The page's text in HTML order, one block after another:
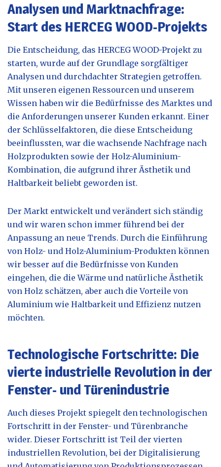
Analysen und Marktnachfrage:
Start des HERCEG WOOD-Projekts
Die Entscheidung, das HERCEG WOOD-Projekt zu
starten, wurde auf der Grundlage sorgfältiger
Analysen und durchdachter Strategien getroffen.
Mit unseren eigenen Ressourcen und unserem
Wissen haben wir die Bedürfnisse des Marktes und
die Anforderungen unserer Kunden erkannt. Einer
der Schlüsselfaktoren, die diese Entscheidung
beeinflussten, war die wachsende Nachfrage nach
Holzprodukten sowie der Holz-Aluminium-
Kombination, die aufgrund ihrer Ästhetik und
Haltbarkeit beliebt geworden ist.
Der Markt entwickelt und verändert sich ständig
und wir waren schon immer führend bei der
Anpassung an neue Trends. Durch die Einführung
von Holz- und Holz-Aluminium-Produkten können
wir besser auf die Bedürfnisse von Kunden
eingehen, die die Wärme und natürliche Ästhetik
von Holz schätzen, aber auch die Vorteile von
Aluminium wie Haltbarkeit und Effizienz nutzen
möchten.
Technologische Fortschritte: Die
vierte industrielle Revolution in der
Fenster- und Türenindustrie
Auch dieses Projekt spiegelt den technologischen
Fortschritt in der Fenster- und Türenbranche
wider. Dieser Fortschritt ist Teil der vierten
industriellen Revolution, bei der Digitalisierung